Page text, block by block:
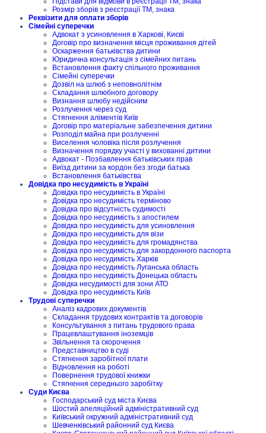
Розмір зборів з реєстрації ТМ, знака
Реквізити для оплати зборів
Сімейні суперечки
Адвокат з усиновлення в Харкові, Києві
Договір про визначення місця проживання дітей
Оскарження батьківства дитини
Юридична консультація з сімейних питань
Встановлення факту спільного проживання
Сімейні суперечки
Дозвіл на шлюб з неповнолітнім
Складання шлюбного договору
Визнання шлюбу недійсним
Розлучення через суд
Стягнення аліментів Київ
Договір про матеріальне забезпечення дитини
Розподіл майна при розлученні
Виселення чоловіка після розлучення
Визначення порядку участі у вихованні дитини
Адвокат - Позбавлення батьківських прав
Виїзд дитини за кордон без згоди батька
Встановлення батьківства
Довідка про несудимість в Україні
Довідка про несудимість в Україні
Довідка про несудимість терміново
Довідка про відсутність судимості
Довідка про несудимість з апостилем
Довідка про несудимість для усиновлення
Довідка про несудимість для візи
Довідка про несудимість для громадянства
Довідка про несудимість для закордонного паспорта
Довідка про несудимість Харків
Довідка про несудимість Луганська область
Довідка про несудимість Донецька область
Довідка несудимості для зони АТО
Довідка про несудимість Київ
Трудові суперечки
Аналіз кадрових документів
Складання трудових контрактів та договорів
Консультування з питань трудового права
Працевлаштування іноземців
Звільнення та скорочення
Представництво в суді
Стягнення заробітної плати
Відновлення на роботі
Повернення трудової книжки
Стягнення середнього заробітку
Суди Києва
Господарський суд міста Києва
Шостий апеляційний адміністративний суд
Київський окружний адміністративний суд
Шевченківський районний суд Києва